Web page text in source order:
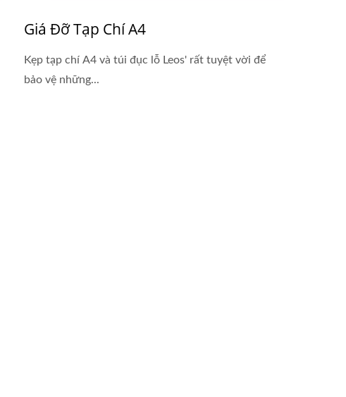
Giá Đỡ Tạp Chí A4
Kẹp tạp chí A4 và túi đục lỗ Leos' rất tuyệt vời để
bảo vệ những...